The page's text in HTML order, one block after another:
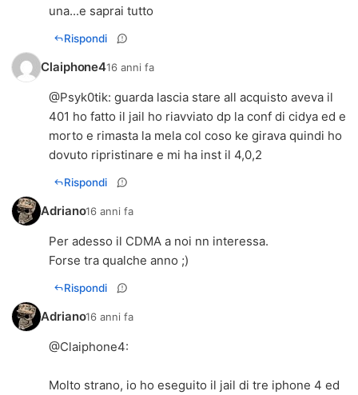
una...e saprai tutto
Rispondi
Claiphone416 anni fa
@Psyk0tik: guarda lascia stare all acquisto aveva il
401 ho fatto il jail ho riavviato dp la conf di cidya ed e
morto e rimasta la mela col coso ke girava quindi ho
dovuto ripristinare e mi ha inst il 4,0,2
Rispondi
Adriano16 anni fa
Per adesso il CDMA a noi nn interessa.
Forse tra qualche anno ;)
Rispondi
Adriano16 anni fa
@Claiphone4:
Molto strano, io ho eseguito il jail di tre iphone 4 ed